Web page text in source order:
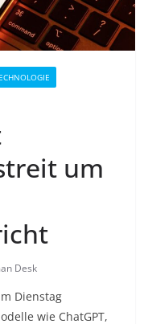
um
Desk
Dienstag
wie ChatGPT,